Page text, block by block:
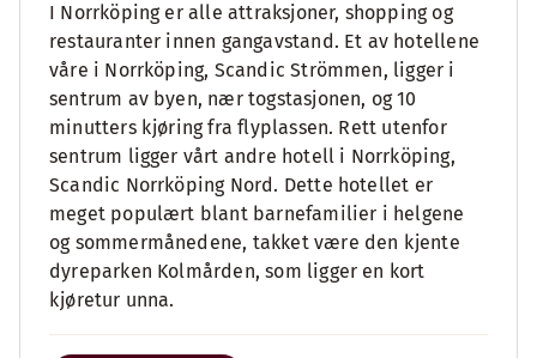
I Norrköping er alle attraksjoner, shopping og
restauranter innen gangavstand. Et av hotellene
våre i Norrköping, Scandic Strömmen, ligger i
sentrum av byen, nær togstasjonen, og 10
minutters kjøring fra flyplassen. Rett utenfor
sentrum ligger vårt andre hotell i Norrköping,
Scandic Norrköping Nord. Dette hotellet er
meget populært blant barnefamilier i helgene
og sommermånedene, takket være den kjente
dyreparken Kolmården, som ligger en kort
kjøretur unna.